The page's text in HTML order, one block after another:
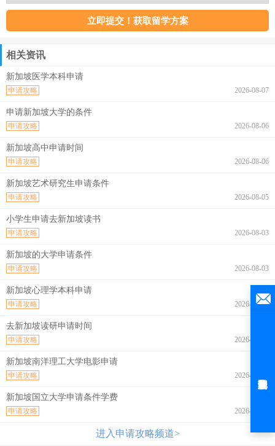
相关资讯
新加坡医学本科申请
2026-08-07
申请攻略
申请新加坡大学的条件
2026-08-06
申请攻略
新加坡高中申请时间
2026-08-06
申请攻略
新加坡艺术研究生申请条件
2026-08-05
申请攻略
小学生申请去新加坡读书
2026-08-03
申请攻略
新加坡的大学申请条件
2026-08-03
申请攻略
新加坡心理学本科申请
2026-07-31
申请攻略
去新加坡读研申请时间
2026-07-31
申请攻略
新加坡南洋理工大学电影申请
2026-07-30
申请攻略
新加坡国立大学申请条件学费
2026-07-30
申请攻略
进入申请攻略频道>